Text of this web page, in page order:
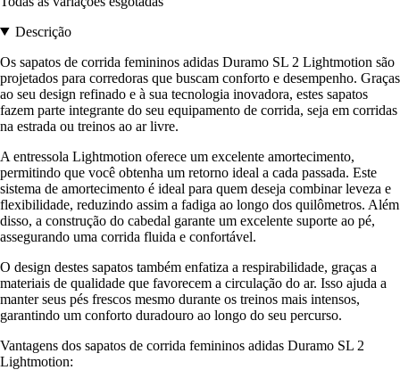
Descrição
Os sapatos de corrida femininos adidas Duramo SL 2 Lightmotion são
projetados para corredoras que buscam conforto e desempenho. Graças
ao seu design refinado e à sua tecnologia inovadora, estes sapatos
fazem parte integrante do seu equipamento de corrida, seja em corridas
na estrada ou treinos ao ar livre.
A entressola Lightmotion oferece um excelente amortecimento,
permitindo que você obtenha um retorno ideal a cada passada. Este
sistema de amortecimento é ideal para quem deseja combinar leveza e
flexibilidade, reduzindo assim a fadiga ao longo dos quilômetros. Além
disso, a construção do cabedal garante um excelente suporte ao pé,
assegurando uma corrida fluida e confortável.
O design destes sapatos também enfatiza a respirabilidade, graças a
materiais de qualidade que favorecem a circulação do ar. Isso ajuda a
manter seus pés frescos mesmo durante os treinos mais intensos,
garantindo um conforto duradouro ao longo do seu percurso.
Vantagens dos sapatos de corrida femininos adidas Duramo SL 2
Lightmotion: